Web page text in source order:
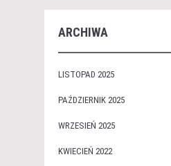
ARCHIWA
LISTOPAD 2025
PAŹDZIERNIK 2025
WRZESIEŃ 2025
KWIECIEŃ 2022